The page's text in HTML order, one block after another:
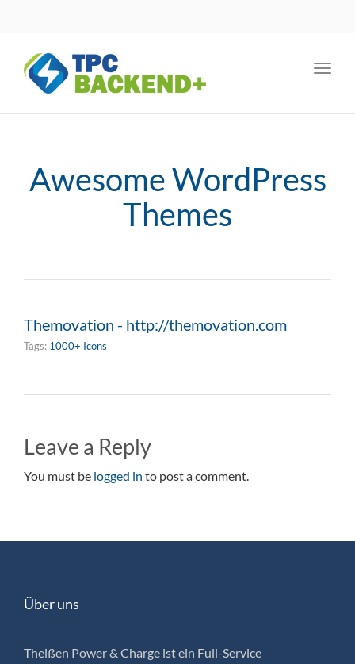
Awesome WordPress
Themes
Themovation - http://themovation.com
Tags: 1000+ Icons
Leave a Reply
You must be logged in to post a comment.
Über uns
Theißen Power & Charge ist ein Full-Service